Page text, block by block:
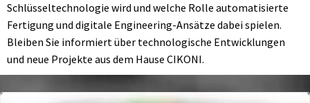
Schlüsseltechnologie wird und welche Rolle automatisierte
Fertigung und digitale Engineering-Ansätze dabei spielen.
Bleiben Sie informiert über technologische Entwicklungen
und neue Projekte aus dem Hause CIKONI.